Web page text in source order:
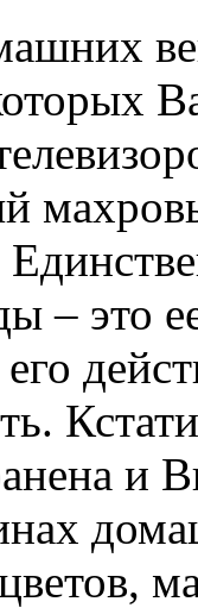
– это
и